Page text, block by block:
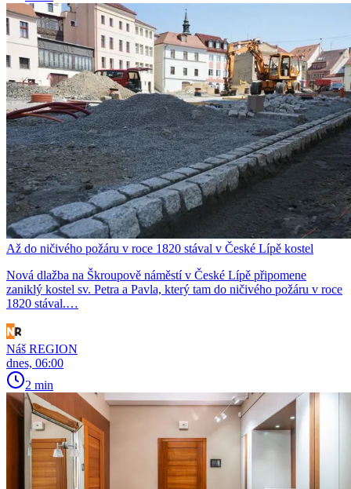
Až do ničivého požáru v roce 1820 stával v České Lípě kostel
Nová dlažba na Škroupově náměstí v České Lípě připomene
zaniklý kostel sv. Petra a Pavla, který tam do ničivého požáru v roce
1820 stával.…
Náš REGION
dnes, 06:00
2 min